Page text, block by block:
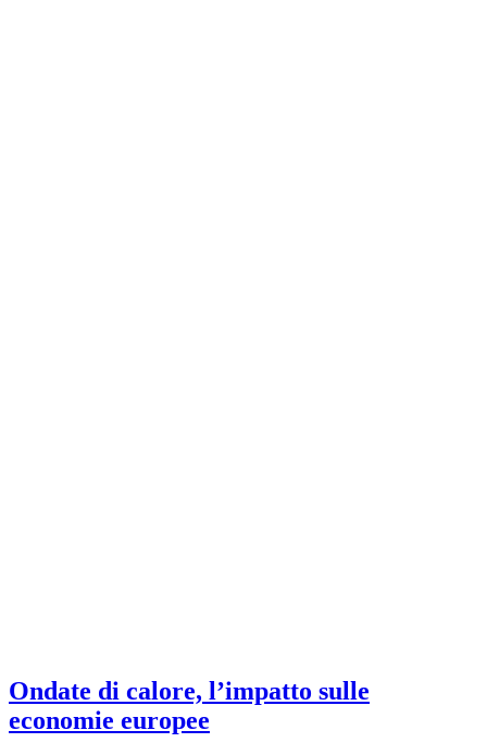
Ondate di calore, l’impatto sulle
economie europee